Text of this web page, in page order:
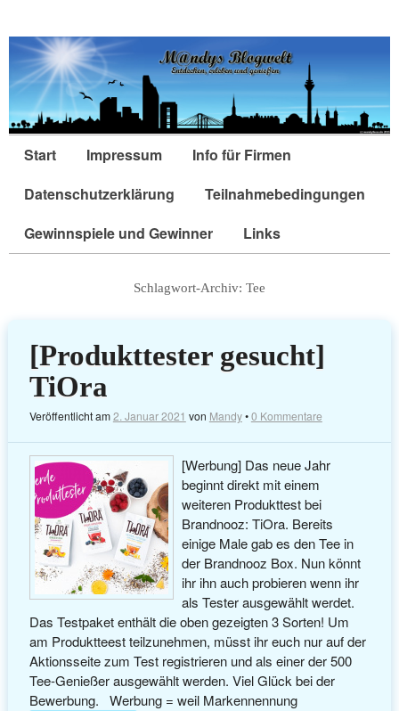
Start Impressum
Info für Firmen
Datenschutzerklärung
Teilnahmebedingungen
Gewinnspiele und Gewinner
Links
Schlagwort-Archiv: Tee
[Produkttester gesucht]
TiOra
Veröffentlicht am2. Januar 2021 von Mandy•0 Kommentare
[Werbung] Das neue Jahr
beginnt direkt mit einem
weiteren Produkttest bei
Brandnooz: TiOra. Bereits
einige Male gab es den Tee in
der Brandnooz Box. Nun könnt
ihr ihn auch probieren wenn ihr
als Tester ausgewählt werdet.
Das Testpaket enthält die oben gezeigten 3 Sorten! Um
am Produktteest teilzunehmen, müsst ihr euch nur auf der
Aktionsseite zum Test registrieren und als einer der 500
Tee-Genießer ausgewählt werden. Viel Glück bei der
Bewerbung. Werbung = weil Markennennung